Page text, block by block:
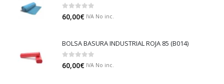
0out of 5
60,00€ IVA No inc.
BOLSA BASURA INDUSTRIAL ROJA 85 (B014)
0out of 5
60,00€ IVA No inc.